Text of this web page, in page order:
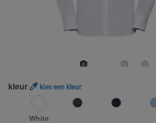
kleur kies een kleur
White